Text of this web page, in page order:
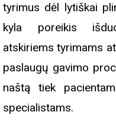
tyrimus dėl lytiškai
kyla poreikis
atskiriems tyrimams
paslaugų gavimo
naštą tiek
specialistams.